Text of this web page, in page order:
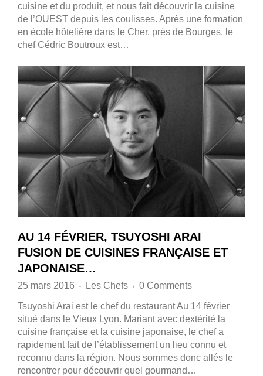
cuisine et du produit, et nous fait découvrir la cuisine
de l’OUEST depuis les coulisses. Après une formation
en école hôtelière dans le Cher, près de Bourges, le
chef Cédric Boutroux est…
AU 14 FÉVRIER, TSUYOSHI ARAI
FUSION DE CUISINES FRANÇAISE ET
JAPONAISE…
25 mars 2016 ♦ Les Chefs ♦ 0 Comments
Tsuyoshi Arai est le chef du restaurant Au 14 février
situé dans le Vieux Lyon. Mariant avec dextérité la
cuisine française et la cuisine japonaise, le chef a
rapidement fait de l’établissement un lieu connu et
reconnu dans la région. Nous sommes donc allés le
rencontrer pour découvrir quel gourmand…